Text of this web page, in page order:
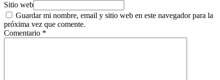
Sitio web
Guardar mi nombre, email y sitio web en este navegador para la
próxima vez que comente.
Comentario *